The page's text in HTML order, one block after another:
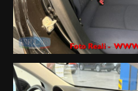
precontrattuali previste dal
impegni.
impegno di acquisto
un prodotto/importo/durata